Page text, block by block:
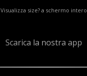
Visualizza size? a schermo intero
Scarica la nostra app